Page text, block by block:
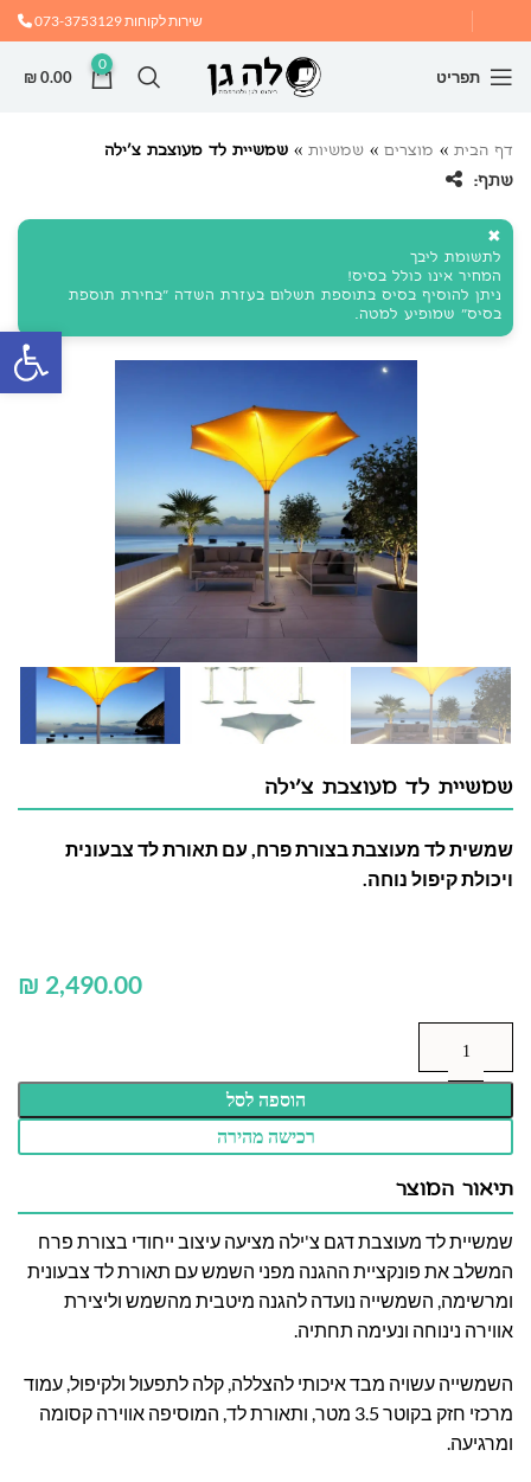
שירות לקוחות073-3753129
תפריט
0
₪0.00
דף הבית » מוצרים » שמשיות » שמשיית לד מעוצבת צ’ילה
שתף:
✖
לתשומת ליבך
המחיר אינו כולל בסיס!
ניתן להוסיף בסיס בתוספת תשלום בעזרת השדה "בחירת תוספת
בסיס" שמופיע למטה.
שמשיית לד מעוצבת צ'ילה
שמשית לד מעוצבת בצורת פרח, עם תאורת לד צבעונית
ויכולת קיפול נוחה.
₪
הוספה לסל
רכישה מהירה
תיאור המוצר
שמשיית לד מעוצבת דגם צ'ילה מציעה עיצוב ייחודי בצורת פרח
המשלב את פונקציית ההגנה מפני השמש עם תאורת לד צבעונית
ומרשימה, השמשייה נועדה להגנה מיטבית מהשמש וליצירת
אווירה נינוחה ונעימה תחתיה.
השמשייה עשויה מבד איכותי להצללה, קלה לתפעול ולקיפול, עמוד
מרכזי חזק בקוטר 3.5 מטר, ותאורת לד, המוסיפה אווירה קסומה
ומרגיעה.